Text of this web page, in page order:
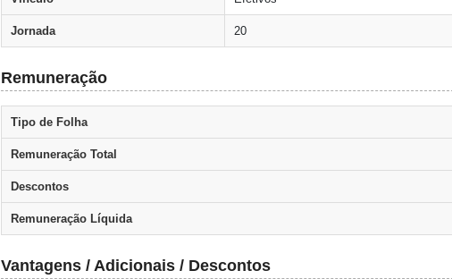
Jornada 20
Remuneração
Tipo de Folha
Remuneração Total
Descontos
Remuneração Líquida
Vantagens / Adicionais / Descontos